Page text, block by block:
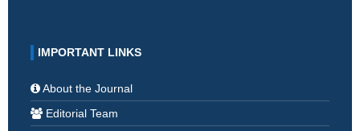
IMPORTANT LINKS
About the Journal
Editorial Team